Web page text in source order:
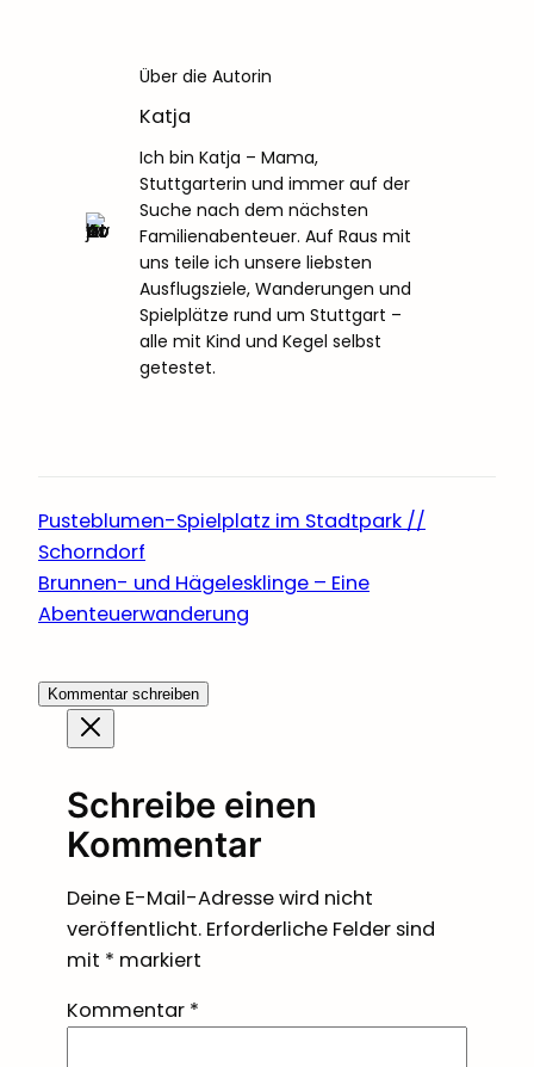
Über die Autorin
Katja
Ich bin Katja – Mama,
Stuttgarterin und immer auf der
Suche nach dem nächsten
Familienabenteuer. Auf Raus mit
uns teile ich unsere liebsten
Ausflugsziele, Wanderungen und
Spielplätze rund um Stuttgart –
alle mit Kind und Kegel selbst
getestet.
Pusteblumen-Spielplatz im Stadtpark //
Schorndorf
Brunnen- und Hägelesklinge – Eine
Abenteuerwanderung
Kommentar schreiben
Schreibe einen
Kommentar
Deine E-Mail-Adresse wird nicht
veröffentlicht. Erforderliche Felder sind
mit * markiert
Kommentar *